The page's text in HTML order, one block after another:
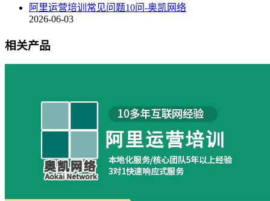
阿里运营培训常见问题10问-奥凯网络
2026-06-03
相关产品